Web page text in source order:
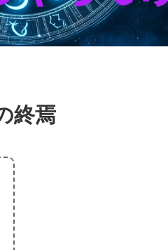
終焉